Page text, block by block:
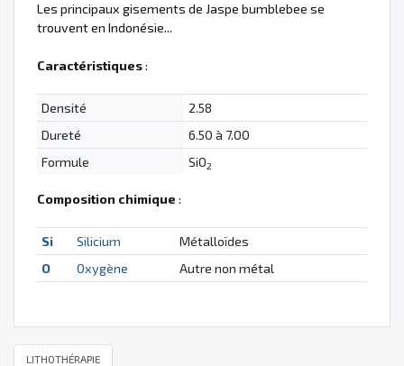
Les principaux gisements de Jaspe bumblebee se
trouvent en Indonésie...
Caractéristiques:
Densité
2.58
Dureté
6.50 à 7.00
Formule
SiO2
Composition chimique :
Si Silicium
Métalloïdes
O
Oxygène Autre non métal
LITHOTHÉRAPIE